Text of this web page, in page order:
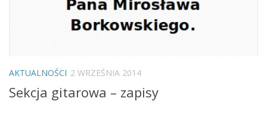
AKTUALNOŚCI 2 WRZEŚNIA 2014
Sekcja gitarowa – zapisy